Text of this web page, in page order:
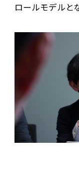
ロールモデルと